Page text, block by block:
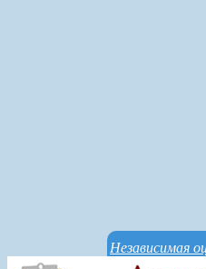
Независимая